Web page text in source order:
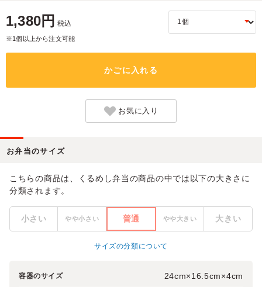
1,380円 税込
※1個以上から注文可能
かごに入れる
お気に入り
お弁当のサイズ
こちらの商品は、くるめし弁当の商品の中では以下の大きさに
分類されます。
小さい やや小さい 普通 やや大きい 大きい
サイズの分類について
容器のサイズ 24cm×16.5cm×4cm